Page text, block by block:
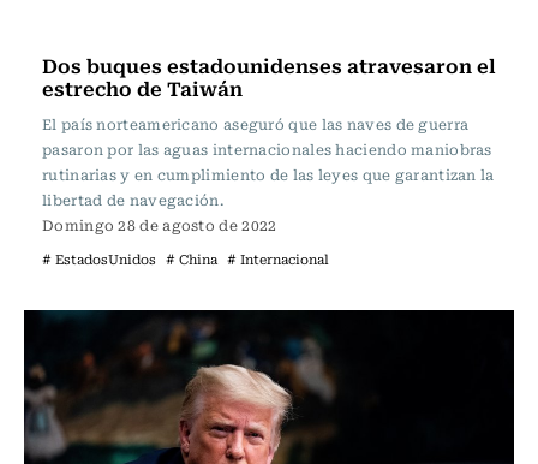
Dos buques estadounidenses atravesaron el
estrecho de Taiwán
El país norteamericano aseguró que las naves de guerra
pasaron por las aguas internacionales haciendo maniobras
rutinarias y en cumplimiento de las leyes que garantizan la
libertad de navegación.
Domingo 28 de agosto de 2022
# EstadosUnidos # China # Internacional